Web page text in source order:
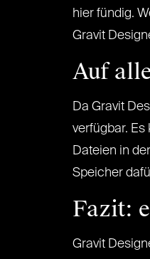
hier fündig.
Gravit
Auf
Da Gravit
verfügbar.
Dateien in
Speicher
Fazit:
Gravit